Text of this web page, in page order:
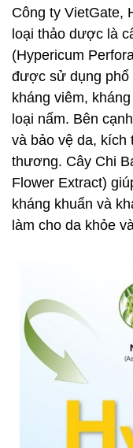
Công ty VietGate,
loại thảo dược là
(Hypericum
được sử dụng phổ
kháng viêm,
loại nấm. Bên
và bảo vệ da, kích
thương. Cây Chi
Flower Extract)
kháng khuẩn và
làm cho da khỏe